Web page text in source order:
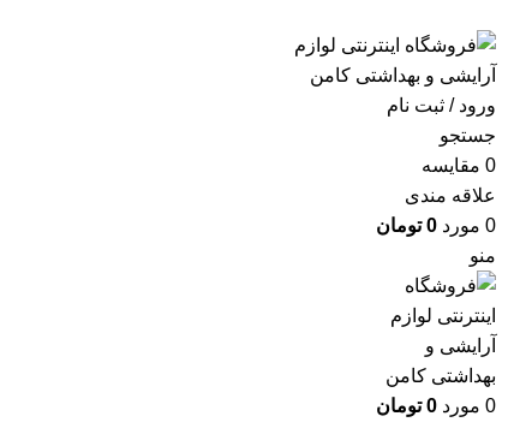
ورود / ثبت نام
جستجو
0 مقايسه
علاقه مندی
0 مورد 0 تومان
منو
0 مورد 0 تومان